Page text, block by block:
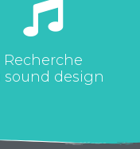
Recherche
sound design